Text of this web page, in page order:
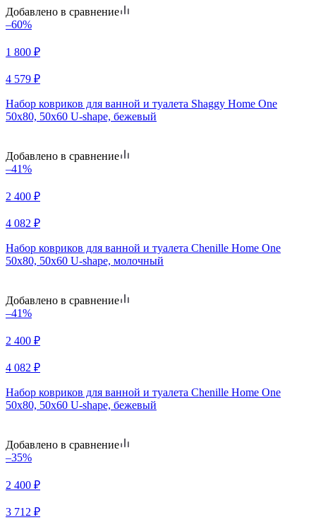
Добавлено в сравнение
–60%
1 800 ₽
4 579 ₽
Набор ковриков для ванной и туалета Shaggy Home One
50х80, 50х60 U-shape, бежевый
Добавлено в сравнение
–41%
2 400 ₽
4 082 ₽
Набор ковриков для ванной и туалета Chenille Home One
50х80, 50х60 U-shape, молочный
Добавлено в сравнение
–41%
2 400 ₽
4 082 ₽
Набор ковриков для ванной и туалета Chenille Home One
50х80, 50х60 U-shape, бежевый
Добавлено в сравнение
–35%
2 400 ₽
3 712 ₽